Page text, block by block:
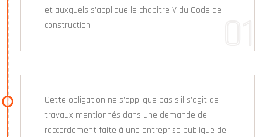
et auxquels s’applique le chapitre V du Code de
construction
Cette obligation ne s’applique pas s’il s’agit de
travaux mentionnés dans une demande de
raccordement faite à une entreprise publique de